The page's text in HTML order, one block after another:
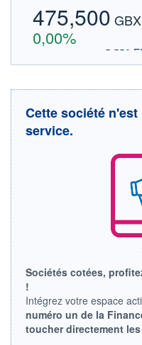
475,500 GBX
0,00%
5,550
DONNÉES TEMPS
Cotation sur les autres
09h23
+ HAUT
VOLUME
0
Cette société
service.
Sociétés cotées,
!
Intégrez votre espace
numéro un de la
toucher directement